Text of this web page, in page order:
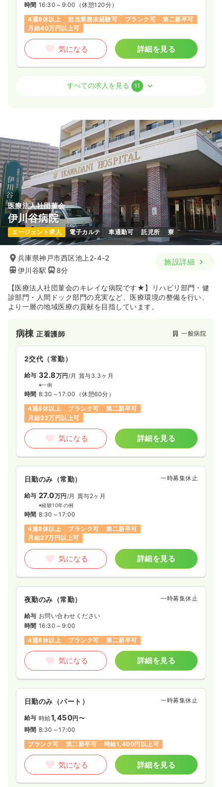
日勤のみ（常勤）
給与 22.9万円〜/月 賞与4.5ヶ月
※経験4年の例
時間
（休憩60分）
土日祝休み
年間休日120日 月給24万円以上可
詳細を見る
日勤のみ（常勤） 一時募集休止
給与 21.4万円/月 賞与4.5ヶ月
※経験5年の例
時間 8:45～17:15
日祝休み
4週8休以上 オンコールあり
ブランク可
月給23万円以上可
気になる 詳細を見る
日勤のみ（パート）
給与 時給1,500
時間 8:45～17:15
日祝休み
オンコールあり
ブランク可
時給1,500円以上可
気になる 詳細を見る
時間 16:30～9:00 （休憩120分）
4週8休以上
担当業務未経験可 ブランク可
第二新卒可
月給40万円以上可
気になる 詳細を見る
万円/月 賞与3.7ヶ月
※経験3年の例
時間 8:30～17:30（休憩60分）
日曜休み
4週8休以上 担当業務未経験可
ブランク可
第二新卒可
月給25万円以上可
気になる 詳細を見る
内視鏡正看護師 一般病院
日勤のみ（常勤）
給与 24.4万円 /月 賞与3.7ヶ月
※経験3年の例
日祝休み
4週8休以上 担当業務未経験可
ブランク可
第二新卒可
月給25万円以上可
ICU系 正看護師
2交代（常勤）
※経験3年の例
時間 8:30～17:30（休憩60分）
4週8休以上
担当業務未経験可 ブランク可
第二新卒可
月給36万円以上可
気になる 詳細を見る
夜勤のみ（常勤）
※経験3年の例
時間 16:30～9:00
4週8休以上
担当業務未経験可 ブランク可
第二新卒可
月給40万円以上可
気になる 詳細を見る
オペ室(手術室) 正看護師
2交代（常勤）
給与 32.8 万円/月 賞与3.7ヶ月
※経験3年の例
時間 8:30～17:30（休憩60分）
ブランク可
第二新卒可
気になる
日勤のみ（常勤） 一時募集休止
26.4万円〜/月 賞与3.7ヶ月
すべての求人を見る 11
医療法人社団菫会
伊川谷病院
エージェント求人 電子カルテ 車通勤可 託児所 寮
兵庫県神戸市西区池上2-4-2
伊川谷駅
8分
施設詳細
【医療法人社団菫会のキレイな病院です★】リハビリ部門・健
診部門・人間ドック部門の充実など、医療環境の整備を行い、
より一層の地域医療の貢献を目指しています。
病棟正看護師 一般病院
2交代（常勤）
給与 32.8万円/月 賞与3.3ヶ月
※一例
時間 8:30～17:00 （休憩60分）
4週8休以上
ブランク可
第二新卒可
月給32万円以上可
気になる 詳細を見る
日勤のみ（常勤） 一時募集休止
給与 27.0万円 /月 賞与2ヶ月
※経験10年の例
時間 8:30～17:00
4週8休以上
ブランク可
第二新卒可
月給27万円以上可
気になる 詳細を見る
夜勤のみ（常勤） 一時募集休止
給与 お問い合わせください
時間 16:30～9:00
4週8休以上
ブランク可 第二新卒可
気になる 詳細を見る
日勤のみ（パート） 一時募集休止
給与 時給1,450円〜
時間 8:30～17:00
ブランク可
第二新卒可 時給1,400円以上可
気になる 詳細を見る